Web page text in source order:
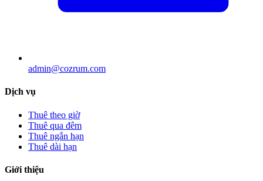
admin@cozrum.com
Dịch vụ
Thuê theo giờ
Thuê qua đêm
Thuê ngắn hạn
Thuê dài hạn
Giới thiệu